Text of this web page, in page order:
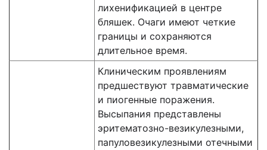
лихенификацией в центре
бляшек. Очаги имеют четкие
границы и сохраняются
длительное время.
Клиническим проявлениям
предшествуют травматические
и пиогенные поражения.
Высыпания представлены
эритематозно-везикулезными,
папуловезикулезными отечными